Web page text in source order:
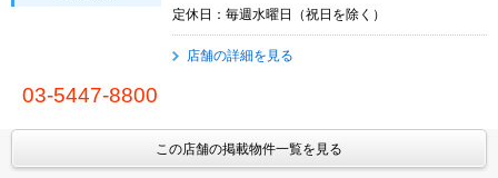
定休日：毎週水曜日（祝日を除く）
店舗の詳細を見る
03-5447-8800
この店舗の掲載物件一覧を見る